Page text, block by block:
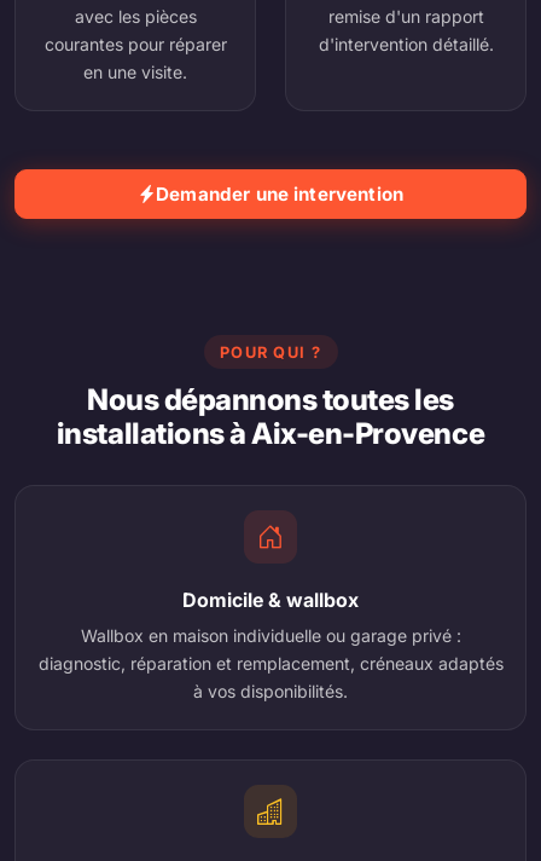
avec les pièces
courantes pour réparer
en une visite.
remise d'un rapport
d'intervention détaillé.
Demander une intervention
POUR QUI ?
Nous dépannons toutes les
installations à Aix-en-Provence
Domicile & wallbox
Wallbox en maison individuelle ou garage privé :
diagnostic, réparation et remplacement, créneaux adaptés
à vos disponibilités.